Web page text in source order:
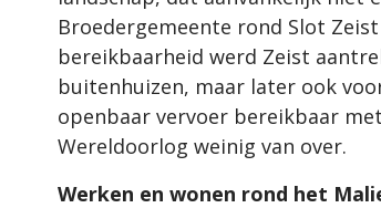
Broedergemeente rond Slot
bereikbaarheid werd Zeist
buitenhuizen, maar later ook
openbaar vervoer bereikbaar
Wereldoorlog weinig van over.
Werken en wonen rond het